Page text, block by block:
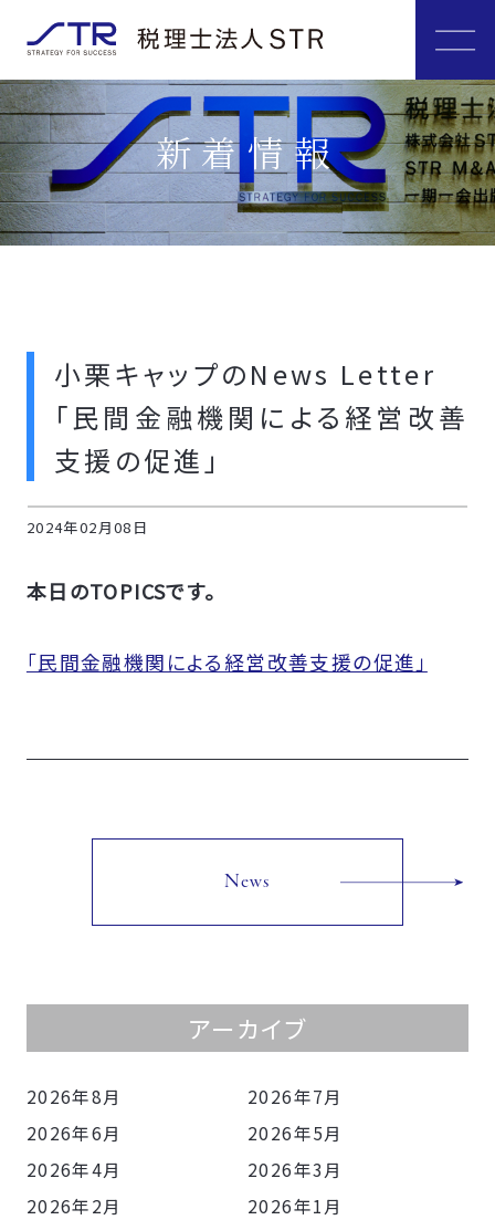
新着情報
小栗キャップのNews Letter
「民間金融機関による経営改善
支援の促進」
2024年02月08日
本日のTOPICSです。
「民間金融機関による経営改善支援の促進」
News
アーカイブ
2026年8月
2026年7月
2026年6月
2026年5月
2026年4月
2026年3月
2026年2月
2026年1月